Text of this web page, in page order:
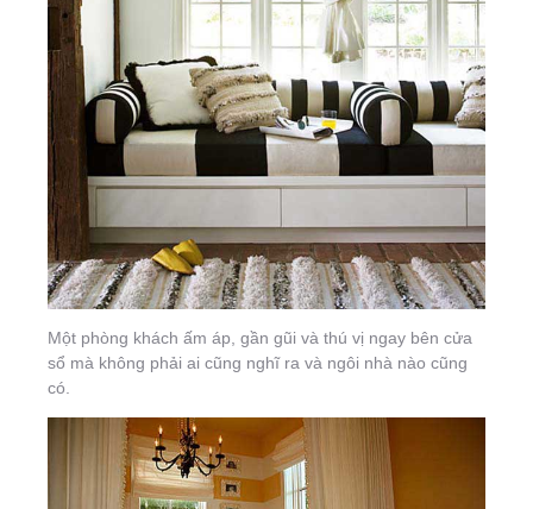
Một phòng khách ấm áp, gần gũi và thú vị ngay bên cửa
sổ mà không phải ai cũng nghĩ ra và ngôi nhà nào cũng
có.